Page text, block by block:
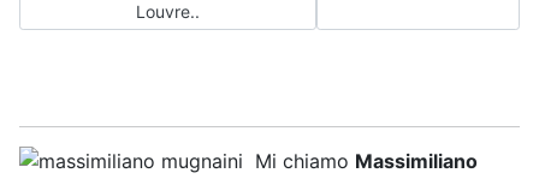
Louvre..
Mi chiamo Massimiliano